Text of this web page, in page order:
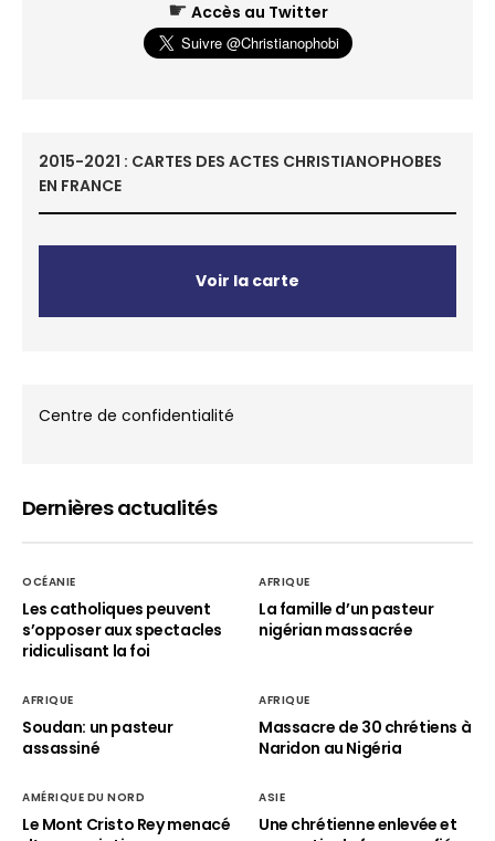
☛ Accès au Twitter
2015-2021 : CARTES DES ACTES CHRISTIANOPHOBES
EN FRANCE
Voir la carte
Centre de confidentialité
Dernières actualités
OCÉANIE
Les catholiques peuvent
s’opposer aux spectacles
ridiculisant la foi
AFRIQUE
La famille d’un pasteur
nigérian massacrée
AFRIQUE
Soudan: un pasteur
assassiné
AFRIQUE
Massacre de 30 chrétiens à
Naridon au Nigéria
AMÉRIQUE DU NORD
Le Mont Cristo Rey menacé
ASIE
Une chrétienne enlevée et